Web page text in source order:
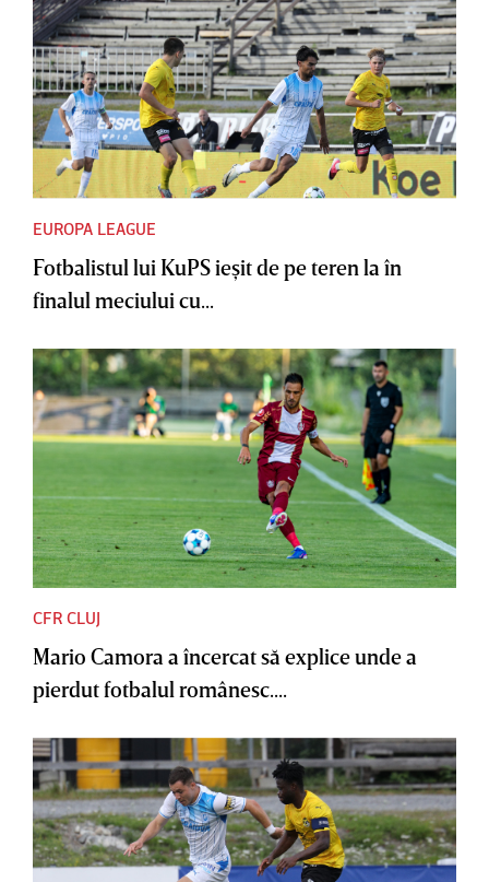
EUROPA LEAGUE
Fotbalistul lui KuPS ieşit de pe teren la în
finalul meciului cu...
CFR CLUJ
Mario Camora a încercat să explice unde a
pierdut fotbalul românesc....